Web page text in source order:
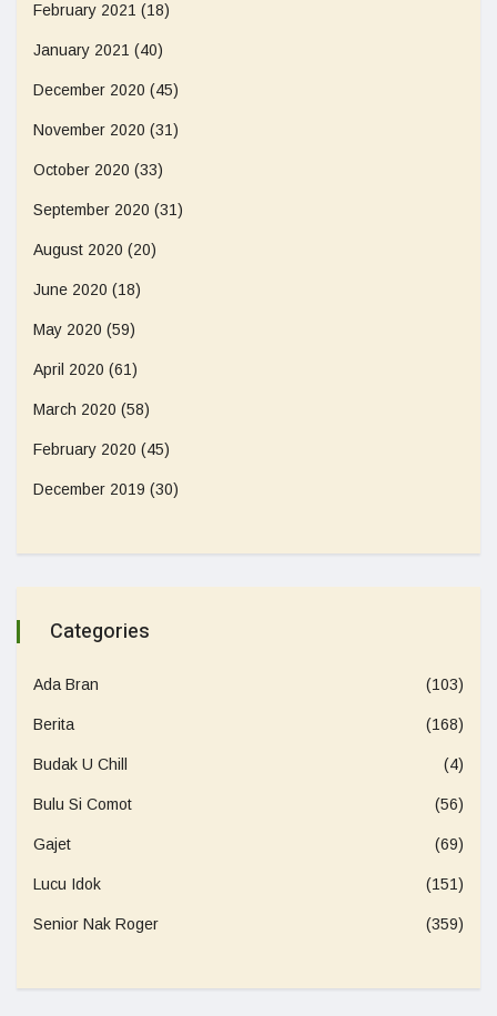
February 2021 (18)
January 2021 (40)
December 2020 (45)
November 2020 (31)
October 2020 (33)
September 2020 (31)
August 2020 (20)
June 2020 (18)
May 2020 (59)
April 2020 (61)
March 2020 (58)
February 2020 (45)
December 2019 (30)
Categories
Ada Bran (103)
Berita (168)
Budak U Chill (4)
Bulu Si Comot (56)
Gajet (69)
Lucu Idok (151)
Senior Nak Roger (359)